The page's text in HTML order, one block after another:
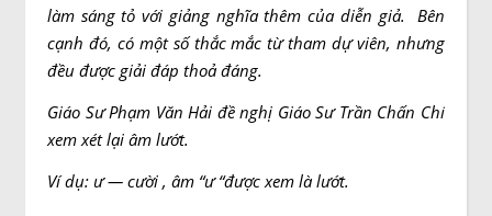
làm sáng tỏ với giảng nghĩa thêm của diễn giả. Bên
cạnh đó, có một số thắc mắc từ tham dự viên, nhưng
đều được giải đáp thoả đáng.
Giáo Sư Phạm Văn Hải đề nghị Giáo Sư Trần Chấn Chí
xem xét lại âm lướt.
Ví dụ: ư — cười , âm “ư “được xem là lướt.